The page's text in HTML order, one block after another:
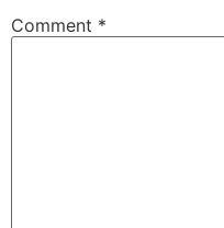
Comment *